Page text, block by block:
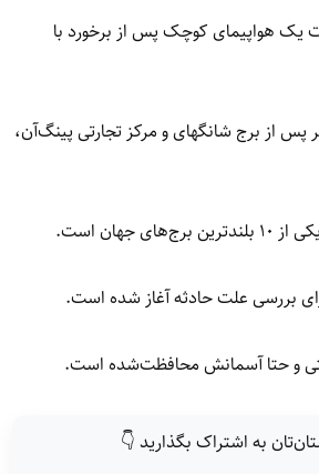
یک هواپیمای کوچک پس از برخورد با
که با نام «چاینازون» نیز شناخته می‌شود، با ارتفاع ۵۲۸ متر پس از برج شانگهای و مرکز تجارتی پینگ‌آن،
است.
بررسی علت حادثه آغاز شده است.
و حتا آسمانش محافظت‌شده است.
به اشتراک بگذارید 👇